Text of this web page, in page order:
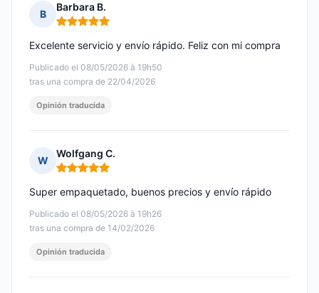
B
Barbara B.
Nota: 5 de 5
Publicado el 08/05/2026 à 19h50
tras una compra de 22/04/2026
Excelente servicio y envío rápido. Feliz con mi compra
Opinión traducida
W
Wolfgang C.
Nota: 5 de 5
Publicado el 08/05/2026 à 19h26
tras una compra de 14/02/2026
Super empaquetado, buenos precios y envío rápido
Opinión traducida